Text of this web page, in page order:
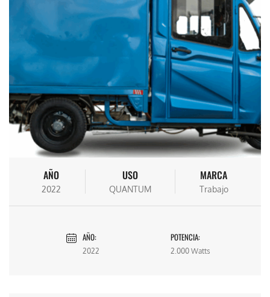
AÑO
2022
USO
QUANTUM
MARCA
Trabajo
AÑO:
2022
POTENCIA:
2.000 Watts